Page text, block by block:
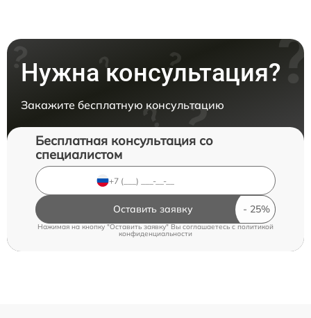
Нужна консультация?
Закажите бесплатную консультацию
Бесплатная консультация со
специалистом
Оставить заявку
Нажимая на кнопку "Оставить заявку" Вы соглашаетесь c политикой
конфиденциальности